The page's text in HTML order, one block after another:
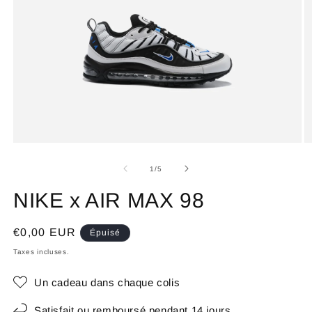
1/de
5
NIKE x AIR MAX 98
Prix
habituel
€0,00 EUR Épuisé
Taxes incluses.
Un cadeau dans chaque colis